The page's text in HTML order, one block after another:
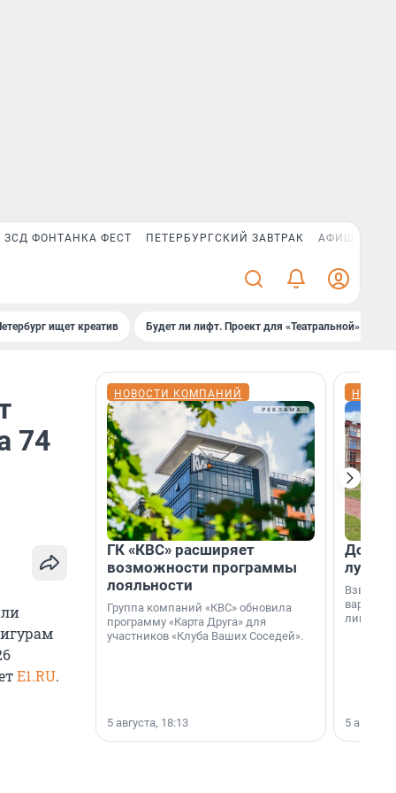
ЗСД ФОНТАНКА ФЕСТ ПЕТЕРБУРГСКИЙ ЗАВТРАК АФИША PLUS
ищет креатив Будет ли лифт. Проект для «Театральной»
74
E1.RU.
НОВОСТИ КОМПАНИЙ
ГК «КВС» расширяет
возможности программы
лояльности
Группа компаний «КВС» обновила
программу «Карта Друга» для
участников «Клуба Ваших Соседей».
5 августа, 18:13
Дом
лучше
лишнего
5